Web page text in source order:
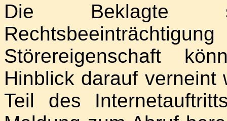
Die Beklagte
Störereigenschaft
Hinblick darauf
Teil des